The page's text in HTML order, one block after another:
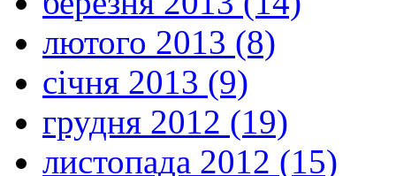
лютого 2013 (8)
січня 2013 (9)
грудня 2012 (19)
листопада 2012 (15)